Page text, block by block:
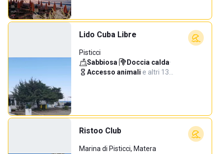
Lido Cuba Libre
Pisticci
Sabbiosa· Doccia calda·
Accesso animali·e altri 13…
Ristoo Club
Marina di Pisticci, Matera